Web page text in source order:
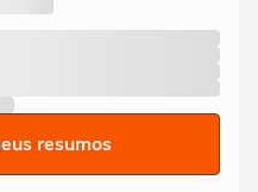
resumos